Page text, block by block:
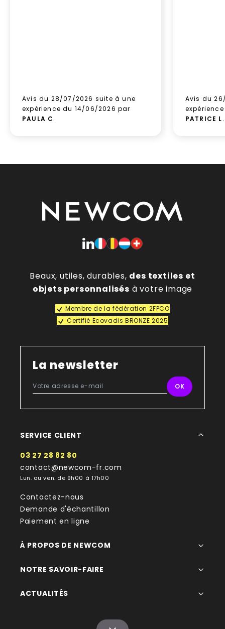
Avis du 28/07/2026 suite à une
expérience du 14/06/2026 par
PAULA C.
Avis du
PATRICE L.
Beaux, utiles, durables, des textiles et
objets personnalisés à votre image
Membre de la fédération 2FPCO
Certifié Ecovadis BRONZE 2025
La newsletter
SERVICE CLIENT
03 27 28 82 80
contact@newcom-fr.com
Lun. au ven. de 9h00 à 17h00
Contactez-nous
Demande d'échantillon
Paiement en ligne
À PROPOS DE NEWCOM
NOTRE SAVOIR-FAIRE
ACTUALITÉS